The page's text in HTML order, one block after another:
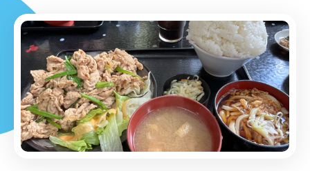
ぼうさい部